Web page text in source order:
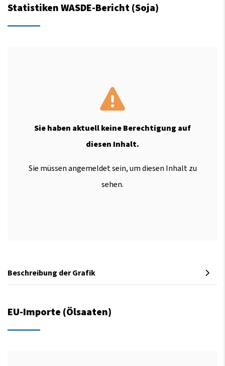
Statistiken WASDE-Bericht (Soja)
Sie haben aktuell keine Berechtigung auf
diesen Inhalt.
Sie müssen angemeldet sein, um diesen Inhalt zu
sehen.
Beschreibung der Grafik
EU-Importe (Ölsaaten)